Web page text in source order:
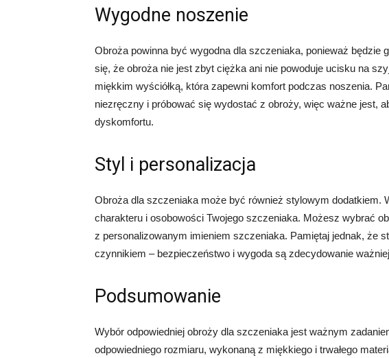
Wygodne noszenie
Obroża powinna być wygodna dla szczeniaka, ponieważ będzie
się, że obroża nie jest zbyt ciężka ani nie powoduje ucisku na
miękkim wyściółką, która zapewni komfort podczas noszenia.
niezręczny i próbować się wydostać z obroży, więc ważne jest,
dyskomfortu.
Styl i personalizacja
Obroża dla szczeniaka może być również stylowym dodatkiem.
charakteru i osobowości Twojego szczeniaka. Możesz wybrać
z personalizowanym imieniem szczeniaka. Pamiętaj jednak, że
czynnikiem – bezpieczeństwo i wygoda są zdecydowanie
Podsumowanie
Wybór odpowiedniej obroży dla szczeniaka jest ważnym
odpowiedniego rozmiaru, wykonaną z miękkiego i trwałego